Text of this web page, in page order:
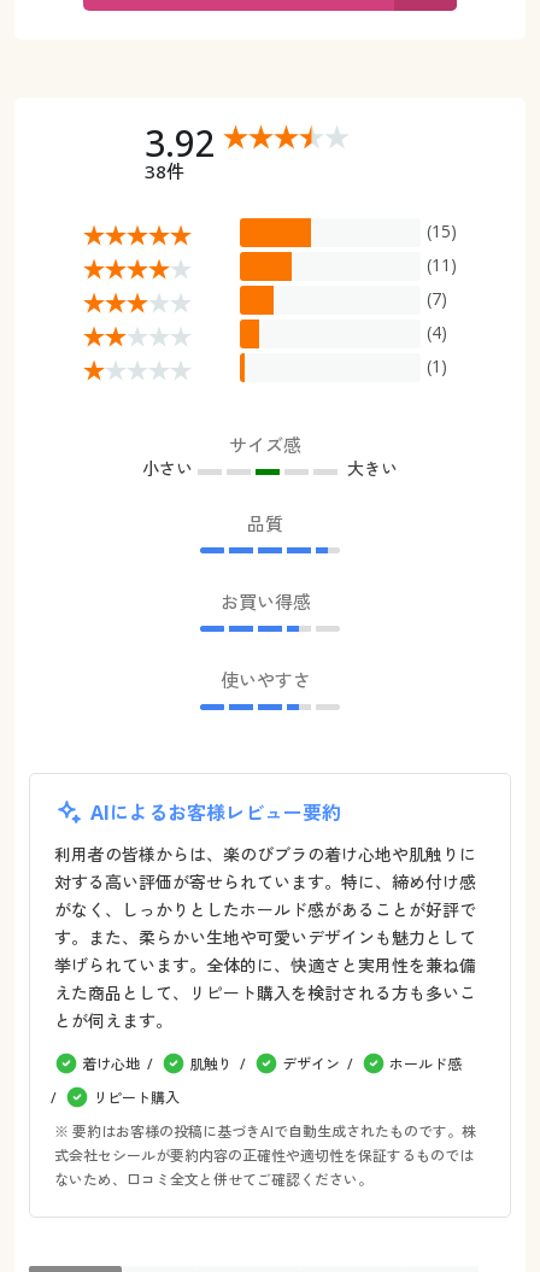
お気に入り
サポート
ご利用ガイド
マイページ
ご利用ガイド
よくある質問とお問い合わせ
3.92
38件
(15)
(11)
(7)
(4)
(1)
サイズ感
小さい 大きい
品質
お買い得感
使いやすさ
AIによるお客様レビュー要約
利用者の皆様からは、楽のびブラの着け心地や肌触りに
対する高い評価が寄せられています。特に、締め付け感
がなく、しっかりとしたホールド感があることが好評で
す。また、柔らかい生地や可愛いデザインも魅力として
挙げられています。全体的に、快適さと実用性を兼ね備
えた商品として、リピート購入を検討される方も多いこ
とが伺えます。
着け心地 肌触り デザイン
ホールド感
リピート購入
※ 要約はお客様の投稿に基づきAIで自動生成されたものです。株
式会社セシールが要約内容の正確性や適切性を保証するものでは
ないため、口コミ全文と併せてご確認ください。